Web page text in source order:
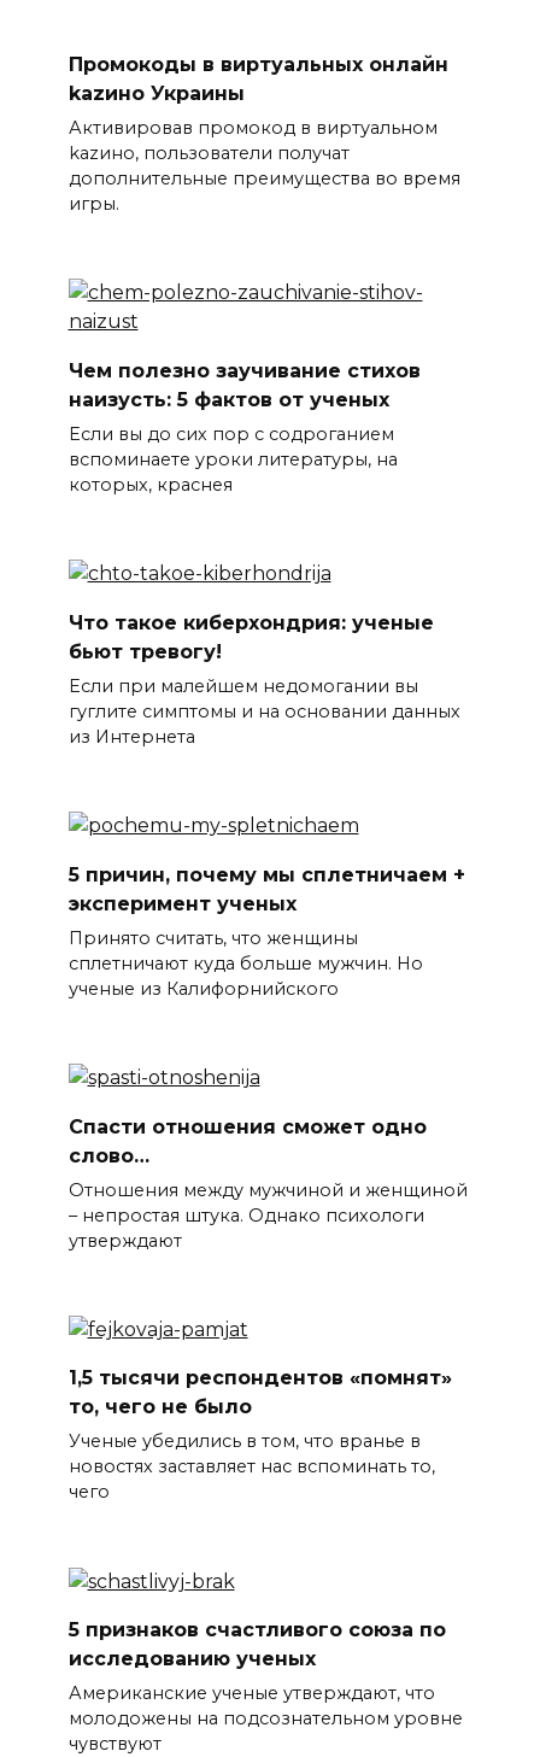
Промокоды в виртуальных онлайн
kаzино Украины
Активировав промокод в виртуальном
kаzино, пользователи получат
дополнительные преимущества во время
игры.
Чем полезно заучивание стихов
наизусть: 5 фактов от ученых
Если вы до сих пор с содроганием
вспоминаете уроки литературы, на
которых, краснея
Что такое киберхондрия: ученые
бьют тревогу!
Если при малейшем недомогании вы
гуглите симптомы и на основании данных
из Интернета
5 причин, почему мы сплетничаем +
эксперимент ученых
Принято считать, что женщины
сплетничают куда больше мужчин. Но
ученые из Калифорнийского
Спасти отношения сможет одно
слово…
Отношения между мужчиной и женщиной
– непростая штука. Однако психологи
утверждают
1,5 тысячи респондентов «помнят»
то, чего не было
Ученые убедились в том, что вранье в
новостях заставляет нас вспоминать то,
чего
5 признаков счастливого союза по
исследованию ученых
Американские ученые утверждают, что
молодожены на подсознательном уровне
чувствуют